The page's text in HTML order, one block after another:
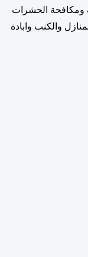
ومكافحة الحشرات
والكنب وابادة